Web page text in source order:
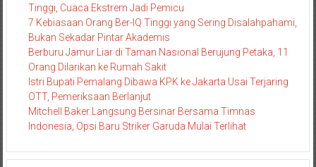
Tinggi, Cuaca Ekstrem Jadi Pemicu
7 Kebiasaan Orang Ber-IQ Tinggi yang Sering Disalahpahami,
Bukan Sekadar Pintar Akademis
Berburu Jamur Liar di Taman Nasional Berujung Petaka, 11
Orang Dilarikan ke Rumah Sakit
Istri Bupati Pemalang Dibawa KPK ke Jakarta Usai Terjaring
OTT, Pemeriksaan Berlanjut
Mitchell Baker Langsung Bersinar Bersama Timnas
Indonesia, Opsi Baru Striker Garuda Mulai Terlihat